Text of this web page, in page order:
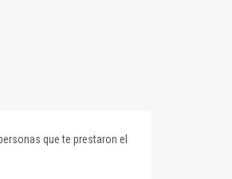
que te prestaron el